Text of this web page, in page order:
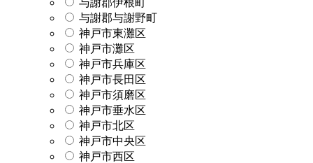
与謝郡与謝野町
神戸市東灘区
神戸市灘区
神戸市兵庫区
神戸市長田区
神戸市須磨区
神戸市垂水区
神戸市北区
神戸市中央区
神戸市西区